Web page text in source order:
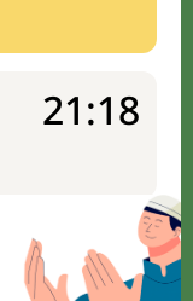
21:18